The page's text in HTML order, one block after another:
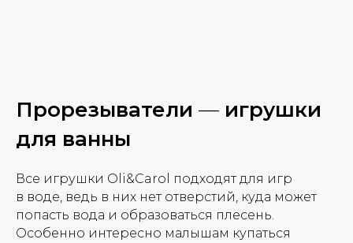
Прорезыватели — игрушки
для ванны
Все игрушки Oli&Carol подходят для игр
в воде, ведь в них нет отверстий, куда может
попасть вода и образоваться плесень.
Особенно интересно малышам купаться